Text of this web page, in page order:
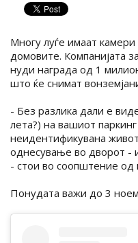
Многу луѓе имаат камери
домовите. Компанијата
нуди награда од 1
што ќе снимат
- Без разлика дали е
лета?) на вашиот
неидентификувана
однесување во дворот -
- стои во соопштение од
Понудата важи до 3